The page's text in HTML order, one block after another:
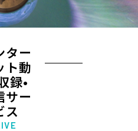
ター
ト動
録•
サー
ス